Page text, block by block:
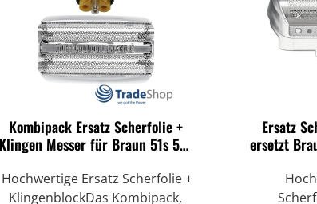
Kombipack Ersatz Scherfolie +
Klingen Messer für Braun 51s 51b
Hochwertige Ersatz Scherfolie +
KlingenblockDas Kombipack,
Ersatz
ersetzt